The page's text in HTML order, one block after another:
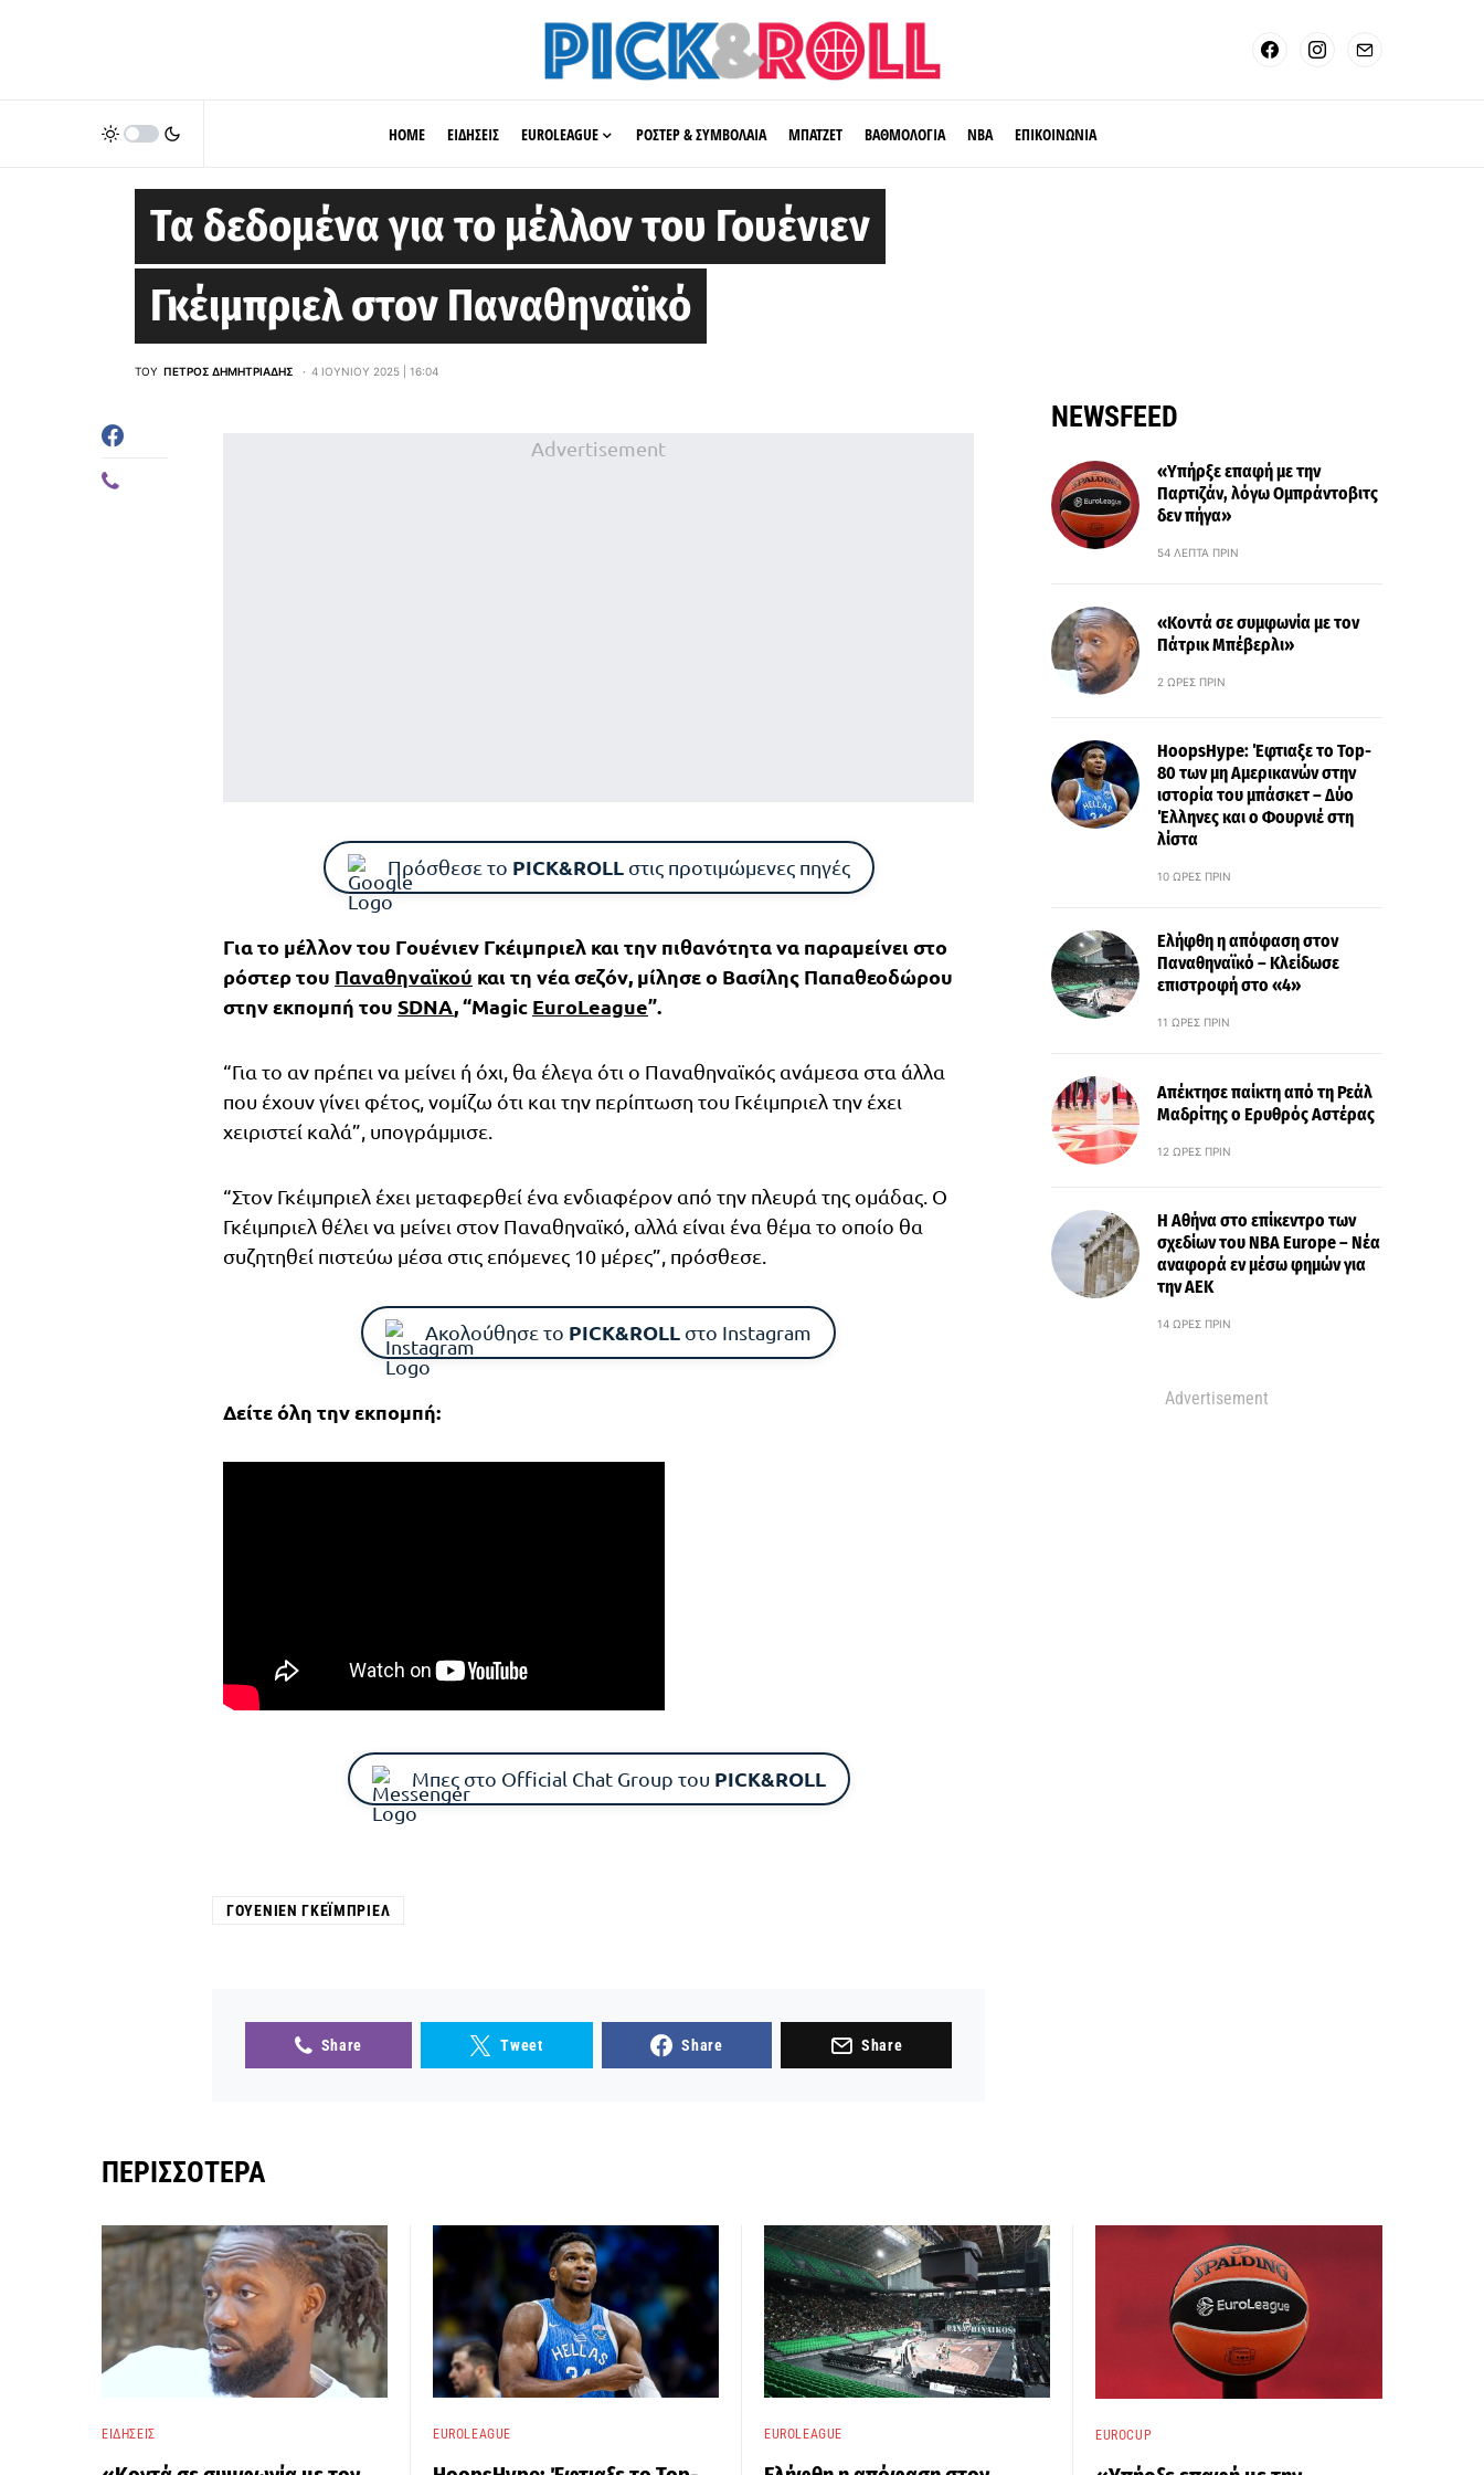
HOME ΕΙΔΗΣΕΙΣ EUROLEAGUE ΡΟΣΤΕΡ & ΣΥΜΒΟΛΑΙΑ ΜΠΑΤΖΕΤ ΒΑΘΜΟΛΟΓΙΑ ΝΒΑ ΕΠΙΚΟΙΝΩΝΙΑ
Τα δεδομένα για το μέλλον του Γουένιεν
Γκέιμπριελ στον Παναθηναϊκό
ΤΟΥ ΠΈΤΡΟΣ ΔΗΜΗΤΡΙΆΔΗΣ 4 ΙΟΥΝΊΟΥ 2025 | 16:04
Advertisement
Πρόσθεσε το PICK&ROLLστις προτιμώμενες πηγές
Για το μέλλον του Γουένιεν Γκέιμπριελ και την πιθανότητα να παραμείνει στο
ρόστερ του Παναθηναϊκού και τη νέα σεζόν, μίλησε ο Βασίλης Παπαθεοδώρου
στην εκπομπή του SDNA, “Magic EuroLeague”.
“Για το αν πρέπει να μείνει ή όχι, θα έλεγα ότι ο Παναθηναϊκός ανάμεσα στα άλλα
που έχουν γίνει φέτος, νομίζω ότι και την περίπτωση του Γκέιμπριελ την έχει
χειριστεί καλά”, υπογράμμισε.
“Στον Γκέιμπριελ έχει μεταφερθεί ένα ενδιαφέρον από την πλευρά της ομάδας. Ο
Γκέιμπριελ θέλει να μείνει στον Παναθηναϊκό, αλλά είναι ένα θέμα το οποίο θα
συζητηθεί πιστεύω μέσα στις επόμενες 10 μέρες”, πρόσθεσε.
Ακολούθησε το PICK&ROLL στο Instagram
Δείτε όλη την εκπομπή:
Μπες στο Official Chat Group του PICK&ROLL
ΓΟΥΈΝΙΕΝ ΓΚΈΙΜΠΡΙΕΛ
Share Tweet Share Share
NEWSFEED
«Υπήρξε επαφή με την
Παρτιζάν, λόγω Ομπράντοβιτς
δεν πήγα»
54 ΛΕΠΤΆ ΠΡΙΝ
«Κοντά σε συμφωνία με τον
Πάτρικ Μπέβερλι»
2 ΏΡΕΣ ΠΡΙΝ
HoopsHype: Έφτιαξε το Top-
80 των μη Αμερικανών στην
ιστορία του μπάσκετ – Δύο
Έλληνες και ο Φουρνιέ στη
λίστα
10 ΏΡΕΣ ΠΡΙΝ
Ελήφθη η απόφαση στον
Παναθηναϊκό – Κλείδωσε
επιστροφή στο «4»
11 ΏΡΕΣ ΠΡΙΝ
Απέκτησε παίκτη από τη Ρεάλ
Μαδρίτης ο Ερυθρός Αστέρας
12 ΏΡΕΣ ΠΡΙΝ
Η Αθήνα στο επίκεντρο των
σχεδίων του NBA Europe – Νέα
αναφορά εν μέσω φημών για
την ΑΕΚ
14 ΏΡΕΣ ΠΡΙΝ
Advertisement
ΠΕΡΙΣΣΌΤΕΡΑ
ΕΙΔΉΣΕΙΣ EUROLEAGUE EUROLEAGUE EUROCUP